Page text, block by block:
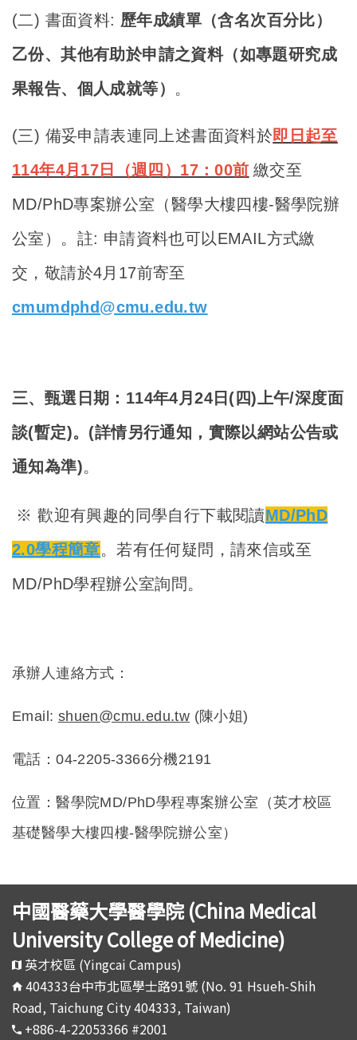
(二) 書面資料: 歷年成績單（含名次百分比）
乙份、其他有助於申請之資料（如專題研究成
果報告、個人成就等） 。
(三) 備妥申請表連同上述書面資料於即日起至
114年4月17日（週四）17：00前 繳交至
MD/PhD專案辦公室（醫學大樓四樓-醫學院辦
公室）。註: 申請資料也可以EMAIL方式繳
交，敬請於4月17前寄至
cmumdphd@cmu.edu.tw
三、甄選日期：114年4月24日(四)上午/深度面
談(暫定)。(詳情另行通知，實際以網站公告或
通知為準)。
※ 歡迎有興趣的同學自行下載閱讀MD/PhD
2.0學程簡章。若有任何疑問，請來信或至
MD/PhD學程辦公室詢問。
承辦人連絡方式：
Email: shuen@cmu.edu.tw (陳小姐)
電話：04-2205-3366分機2191
位置：醫學院MD/PhD學程專案辦公室（英才校區
基礎醫學大樓四樓-醫學院辦公室）
中國醫藥大學醫學院 (China Medical
University College of Medicine)
英才校區 (Yingcai Campus)
404333台中市北區學士路91號 (No. 91 Hsueh-Shih
Road, Taichung City 404333, Taiwan)
+886-4-22053366 #2001